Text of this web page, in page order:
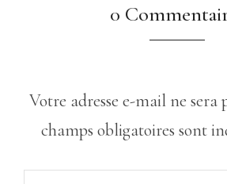
0
Votre adresse e-mail ne sera
champs obligatoires sont